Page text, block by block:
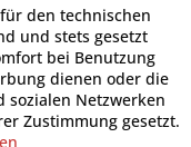
den technischen
und stets gesetzt
bei Benutzung
dienen oder die
sozialen Netzwerken
Zustimmung gesetzt.